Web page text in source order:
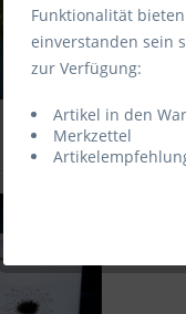
Funktionalität
einverstanden sein
zur Verfügung:
Artikel in den
Merkzettel